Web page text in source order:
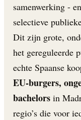
samenwerking -
selectieve
Dit zijn grote,
het gereguleerde
echte Spaanse
EU-burgers,
bachelors in
regio’s die voor